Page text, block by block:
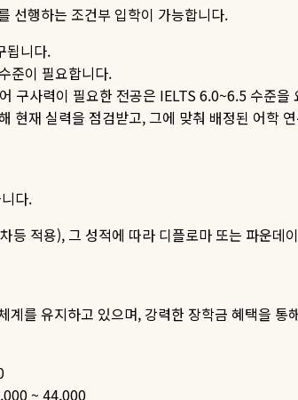
선행하는 조건부 입학이 가능합니다.
됩니다.
수준이 필요합니다.
구사력이 필요한 전공은 IELTS 6.0~6.5 수준을
현재 실력을 점검받고, 그에 맞춰 배정된 어학
다.
등 적용), 그 성적에 따라 디플로마 또는 파운데
계를 유지하고 있으며, 강력한 장학금 혜택을 통
~ 44,000